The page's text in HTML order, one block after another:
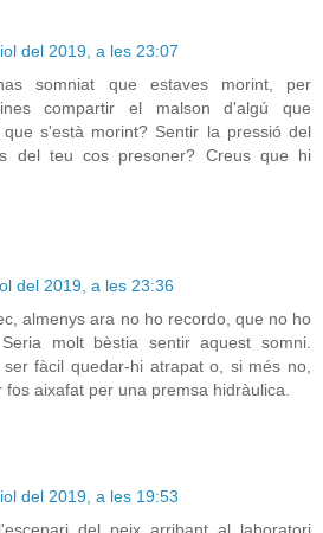
del 2019, a les 23:07
somniat que estaves morint, per
compartir el malson d'algú que
que s'està morint? Sentir la pressió del
del teu cos presoner? Creus que hi
del 2019, a les 23:36
almenys ara no ho recordo, que no ho
molt bèstia sentir aquest somni.
fàcil quedar-hi atrapat o, si més no,
aixafat per una premsa hidràulica.
del 2019, a les 19:53